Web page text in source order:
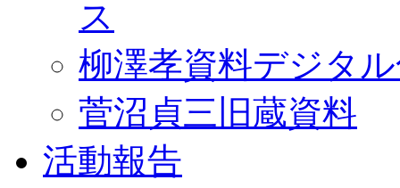
ス
柳澤孝資料デジタ
菅沼貞三旧蔵資料
活動報告